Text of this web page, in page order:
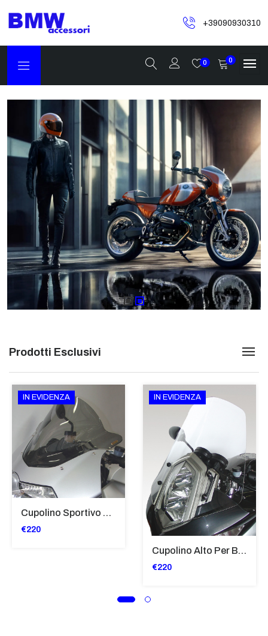
+39090930310
0 0
Prodotti Esclusivi
IN EVIDENZA
Cupolino Sportivo Per Bmw K 1200 R Sport 2005-07 TRASPARENTE - Sc967-T
€220
IN EVIDENZA
Cupolino Alto Per Bmw R 1200 St 2004 - 2007 TRASPARENTE - Sc950-T
€220